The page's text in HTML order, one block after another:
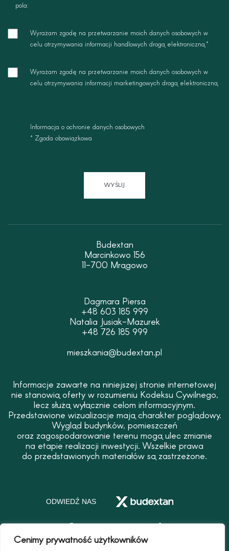
Cenimy prywatność użytkowników
pola:
zgoda
Wyrażam zgodę na przetwarzanie moich danych osobowych w
celu otrzymywania informacji handlowych drogą elektroniczną.*
zgoda
Wyrażam zgodę na przetwarzanie moich danych osobowych w
celu otrzymywania informacji marketingowych drogą elektroniczną.
Informacja o ochronie danych osobowych
* Zgoda obowiązkowa
WYŚLIJ
Budextan
Marcinkowo 156
11-700 Mrągowo
Dagmara Piersa
+48 603 185 999
Natalia Jusiak-Mazurek
+48 726 185 999
mieszkania@budextan.pl
Informacje zawarte na niniejszej stronie internetowej
nie stanowią oferty w rozumieniu Kodeksu Cywilnego,
lecz służą wyłącznie celom informacyjnym.
Przedstawione wizualizacje mają charakter poglądowy.
Wygląd budynków, pomieszczeń
oraz zagospodarowanie terenu mogą ulec zmianie
na etapie realizacji inwestycji. Wszelkie prawa
do przedstawionych materiałów są zastrzeżone.
ODWIEDŹ NAS
F
c
I
s
Y
u
T